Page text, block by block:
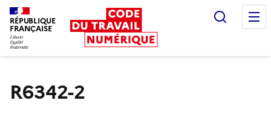
RÉPUBLIQUE
FRANÇAISE
R6342-2